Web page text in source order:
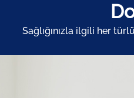
Sağlığınızla ilgili her